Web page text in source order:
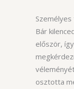
Bár
először,
osztotta